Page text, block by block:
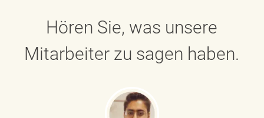
Hören Sie, was unsere
Mitarbeiter zu sagen haben.